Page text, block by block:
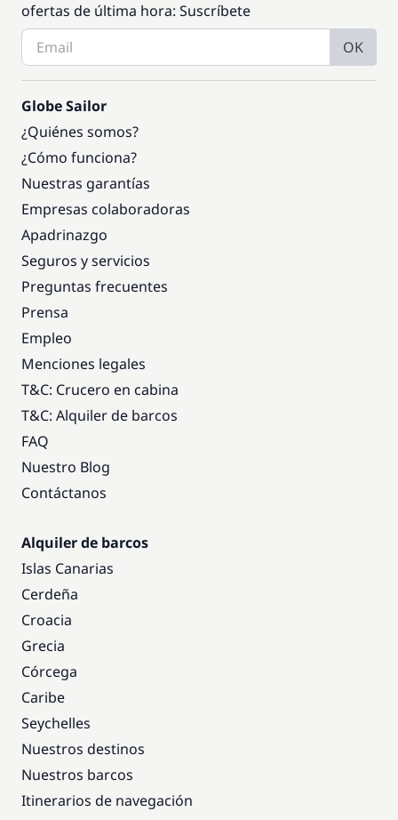
ofertas de última hora: Suscríbete
OK
Globe Sailor
¿Quiénes somos?
¿Cómo funciona?
Nuestras garantías
Empresas colaboradoras
Apadrinazgo
Seguros y servicios
Preguntas frecuentes
Prensa
Empleo
Menciones legales
T&C: Crucero en cabina
T&C: Alquiler de barcos
FAQ
Nuestro Blog
Contáctanos
Alquiler de barcos
Islas Canarias
Cerdeña
Croacia
Grecia
Córcega
Caribe
Seychelles
Nuestros destinos
Nuestros barcos
Itinerarios de navegación